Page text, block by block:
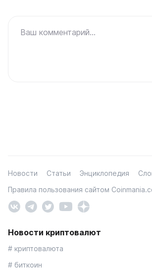
Ваш комментарий...
Новости Статьи Энциклопедия
Правила пользования сайтом
Новости криптовалют
# криптовалюта
# биткоин